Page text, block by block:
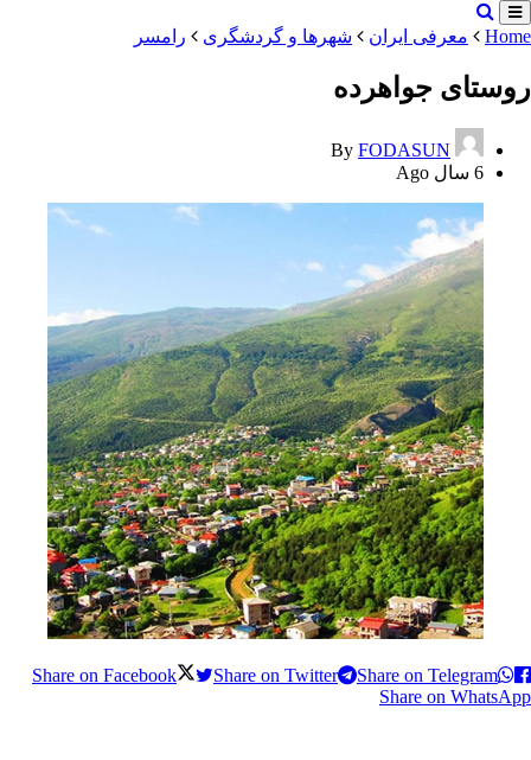
Home معرفی ایران شهرها و گردشگری رامسر
روستای جواهرده
By FODASUN
6 سال Ago
Share on Facebook Share on Twitter
Share on Telegram
Share on WhatsApp